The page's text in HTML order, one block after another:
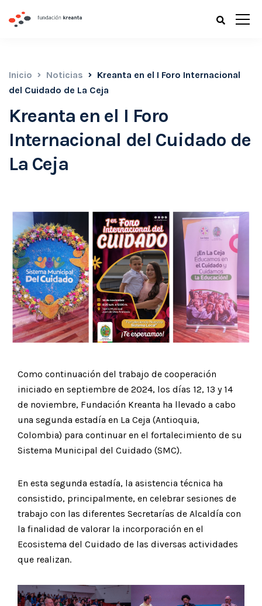
Inicio Noticias
Kreanta en el I Foro Internacional
del Cuidado de La Ceja
Kreanta en el I Foro
Internacional del Cuidado de
La Ceja
Como continuación del trabajo de cooperación
iniciado en septiembre de 2024, los días 12, 13 y 14
de noviembre, Fundación Kreanta ha llevado a cabo
una segunda estadía en La Ceja (Antioquia,
Colombia) para continuar en el fortalecimiento de su
Sistema Municipal del Cuidado (SMC).
En esta segunda estadía, la asistencia técnica ha
consistido, principalmente, en celebrar sesiones de
trabajo con las diferentes Secretarías de Alcaldía con
la finalidad de valorar la incorporación en el
Ecosistema del Cuidado de las diversas actividades
que realizan.